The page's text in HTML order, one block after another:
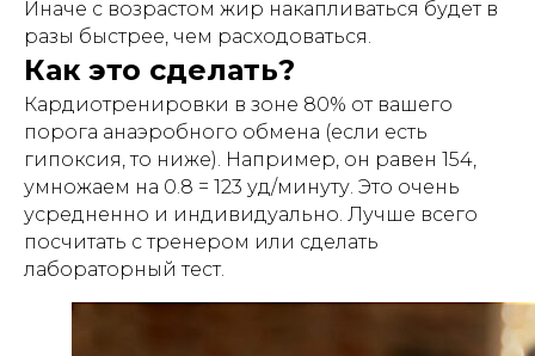
Иначе с возрастом жир накапливаться будет в
разы быстрее, чем расходоваться.
Как это сделать?
Кардиотренировки в зоне 80% от вашего
порога анаэробного обмена (если есть
гипоксия, то ниже). Например, он равен 154,
умножаем на 0.8 = 123 уд/минуту. Это очень
усредненно и индивидуально. Лучше всего
посчитать с тренером или сделать
лабораторный тест.